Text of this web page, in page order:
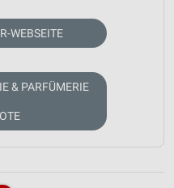
WEBSEITE
& PARFÜMERIE